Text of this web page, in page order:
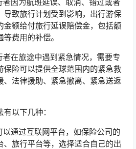
导致旅行计划受到影响，出行游保
金额给付旅行延误赔偿金，包括额
费用的补偿。
在旅途中遇到紧急情况，需要专
保险可以提供全球范围内的紧急救
、法律援助、紧急撤离、紧急送返
以下几种：
通过互联网平台，如保险公司的
、旅行平台等，选择适合自己的出